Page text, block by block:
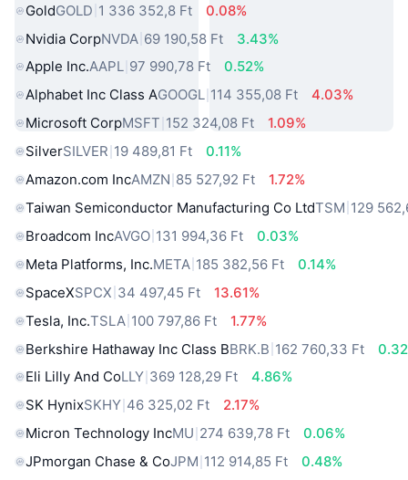
GoldGOLD 1 336 352,8 Ft
0.08%
Nvidia CorpNVDA 69 190,58 Ft
3.43%
Apple Inc.AAPL 97 990,78 Ft
0.52%
Alphabet Inc Class AGOOGL 114 355,08 Ft
4.03%
Microsoft CorpMSFT 152 324,08 Ft
1.09%
SilverSILVER 19 489,81 Ft
0.11%
Amazon.com IncAMZN 85 527,92 Ft
1.72%
Taiwan Semiconductor Manufacturing Co LtdTSM 129
Broadcom IncAVGO 131 994,36 Ft
0.03%
Meta Platforms, Inc.META 185 382,56 Ft
0.14%
SpaceXSPCX 34 497,45 Ft
13.61%
Tesla, Inc.TSLA 100 797,86 Ft
1.77%
Berkshire Hathaway Inc Class BBRK.B 162 760,33 Ft
Eli Lilly And CoLLY 369 128,29 Ft
4.86%
SK HynixSKHY 46 325,02 Ft
2.17%
Micron Technology IncMU 274 639,78 Ft
0.06%
JPmorgan Chase & CoJPM 112 914,85 Ft
0.48%